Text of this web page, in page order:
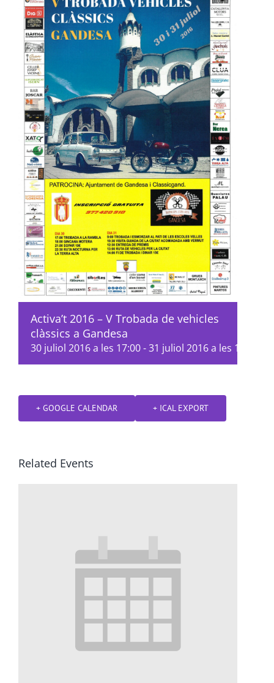
Activa’t 2016 – V Trobada de vehicles
clàssics a Gandesa
30 juliol 2016 a les 17:00-31 juliol 2016 a les 14:00
+ GOOGLE CALENDAR + ICAL EXPORT
Related Events